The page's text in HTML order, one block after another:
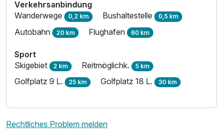
Verkehrsanbindung
Wanderwege 0,2 km Bushaltestelle 0,5 km
Autobahn 20 km Flughafen 60 km
Sport
Skigebiet 2 km Reitmöglichk. 5 km
Golfplatz 9 L. 25 km Golfplatz 18 L. 30 km
Rechtliches Problem melden